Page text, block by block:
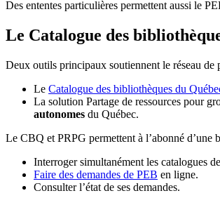
Des ententes particulières permettent aussi le
Le Catalogue des
Deux outils principaux soutiennent le réseau de
Le Catalogue des bibliothèques du
La solution Partage de ressources pour
autonomes du Québec.
Le CBQ et PRPG permettent à l’abonné d’une
Interroger simultanément les catalogues
Faire des demandes de PEB en ligne.
Consulter l’état de ses demandes.